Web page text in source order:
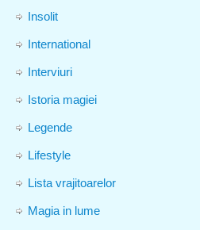
Insolit
International
Interviuri
Istoria magiei
Legende
Lifestyle
Lista vrajitoarelor
Magia in lume